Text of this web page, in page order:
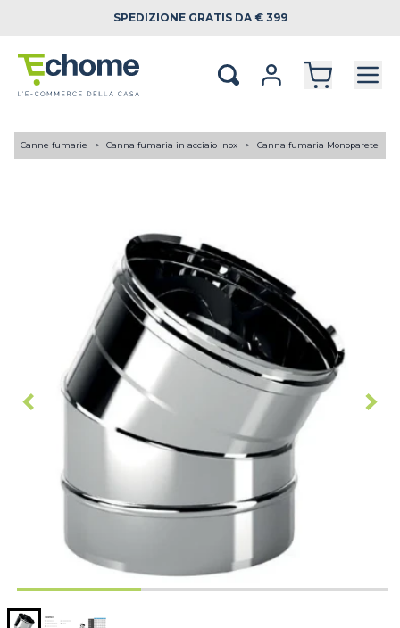
SPEDIZIONE GRATIS DA € 399
Canne fumarie Canna fumaria in acciaio Inox Canna fumaria Monoparete